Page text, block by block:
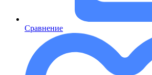
Сравнение